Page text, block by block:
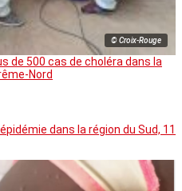
© Croix-Rouge
de 500 cas de choléra dans la
Nord
dans la région du Sud, 11